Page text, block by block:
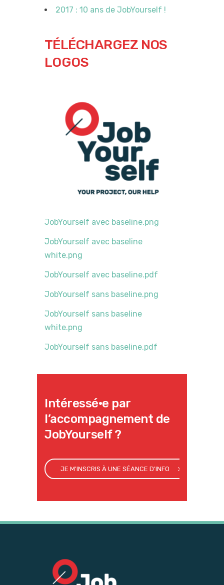
2017 : 10 ans de JobYourself !
TÉLÉCHARGEZ NOS
LOGOS
JobYourself avec baseline.png
JobYourself avec baseline
white.png
JobYourself avec baseline.pdf
JobYourself sans baseline.png
JobYourself sans baseline
white.png
JobYourself sans baseline.pdf
Intéressé·e par
l’accompagnement de
JobYourself ?
JE M'INSCRIS À UNE SÉANCE D'INFO